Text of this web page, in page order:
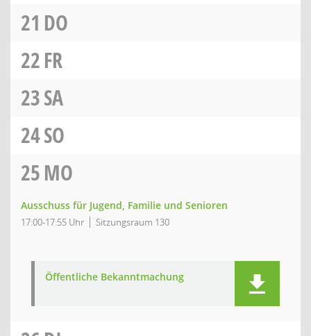
21 DO
22FR
23SA
24SO
25MO
Ausschuss für Jugend, Familie und Senioren
17:00-17:55 Uhr Sitzungsraum 130
Öffentliche Bekanntmachung